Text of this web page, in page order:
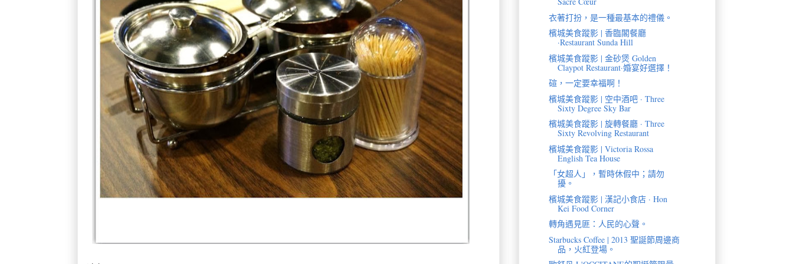
衣著打扮，是一種最基本的禮儀。
檳城美食蹤影 | 香臨閣餐廳
·Restaurant Sunda Hill
檳城美食蹤影 | 金砂煲 Golden
Claypot Restaurant·婚宴好選擇！
碹，一定要幸福啊！
檳城美食蹤影 | 空中酒吧 · Three
Sixty Degree Sky Bar
檳城美食蹤影 | 旋轉餐廳 · Three
Sixty Revolving Restaurant
檳城美食蹤影 | Victoria Rossa
English Tea House
「女超人」，暫時休假中；請勿
擾。
檳城美食蹤影 | 漢記小食店 · Hon
Kei Food Corner
轉角遇見匪：人民的心聲。
Starbucks Coffee | 2013 聖誕節周邊商
品，火紅登場。